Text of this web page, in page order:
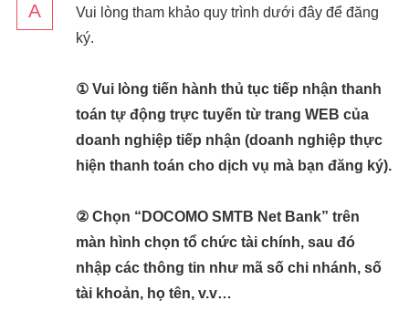
Vui lòng tham khảo quy trình dưới đây để đăng
ký.
① Vui lòng tiến hành thủ tục tiếp nhận thanh
toán tự động trực tuyến từ trang WEB của
doanh nghiệp tiếp nhận (doanh nghiệp thực
hiện thanh toán cho dịch vụ mà bạn đăng ký).
② Chọn “DOCOMO SMTB Net Bank” trên
màn hình chọn tổ chức tài chính, sau đó
nhập các thông tin như mã số chi nhánh, số
tài khoản, họ tên, v.v…